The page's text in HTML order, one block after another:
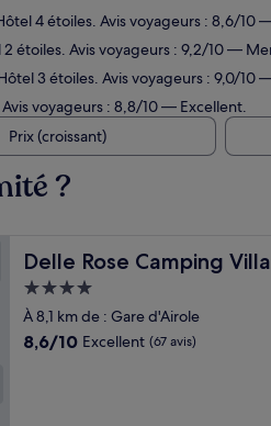
4 étoiles. Avis voyageurs : 8,6/10
étoiles. Avis voyageurs : 9,2/10 —
3 étoiles. Avis voyageurs : 9,0/10
voyageurs : 8,8/10 — Excellent.
Prix (croissant)
?
Delle Rose Camping
Delle Rose Camping Village
Hébergement
4.0 étoiles
À 8,1 km de : Gare d'Airole
8.6
8,6/10 Excellent (67 avis)